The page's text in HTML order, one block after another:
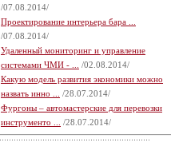
/07.08.2014/
Проектирование интерьера бара ...
/07.08.2014/
Удаленный мониторинг и управление
системами ЧМИ - ...
/02.08.2014/
Какую модель развития экономики можно
назвать инно ...
/28.07.2014/
Фургоны – автомастерские для перевозки
инструменто ...
/28.07.2014/